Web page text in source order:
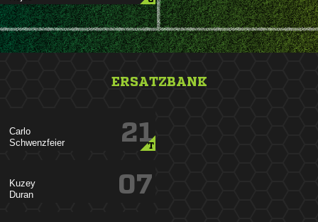
ERSATZBANK


21
T


07